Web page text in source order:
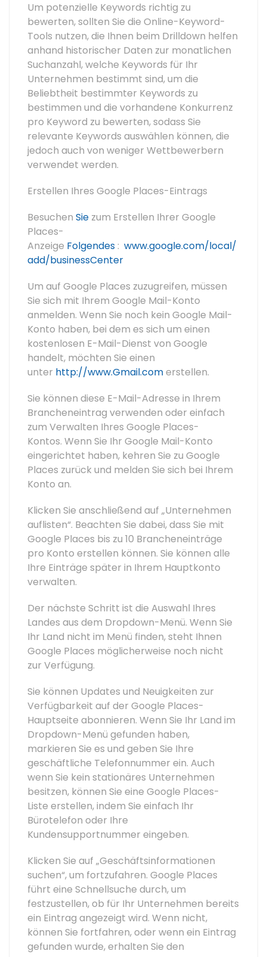
Um potenzielle Keywords richtig zu
bewerten, sollten Sie die Online-Keyword-
Tools nutzen, die Ihnen beim Drilldown helfen
anhand historischer Daten zur monatlichen
Suchanzahl, welche Keywords für Ihr
Unternehmen bestimmt sind, um die
Beliebtheit bestimmter Keywords zu
bestimmen und die vorhandene Konkurrenz
pro Keyword zu bewerten, sodass Sie
relevante Keywords auswählen können, die
jedoch auch von weniger Wettbewerbern
verwendet werden.
Erstellen Ihres Google Places-Eintrags
Besuchen Sie zum Erstellen Ihrer Google
Places-
Anzeige Folgendes : www.google.com/local/
add/businessCenter
Um auf Google Places zuzugreifen, müssen
Sie sich mit Ihrem Google Mail-Konto
anmelden. Wenn Sie noch kein Google Mail-
Konto haben, bei dem es sich um einen
kostenlosen E-Mail-Dienst von Google
handelt, möchten Sie einen
unter http://www.Gmail.comerstellen.
Sie können diese E-Mail-Adresse in Ihrem
Brancheneintrag verwenden oder einfach
zum Verwalten Ihres Google Places-
Kontos. Wenn Sie Ihr Google Mail-Konto
eingerichtet haben, kehren Sie zu Google
Places zurück und melden Sie sich bei Ihrem
Konto an.
Klicken Sie anschließend auf „Unternehmen
auflisten“. Beachten Sie dabei, dass Sie mit
Google Places bis zu 10 Brancheneinträge
pro Konto erstellen können. Sie können alle
Ihre Einträge später in Ihrem Hauptkonto
verwalten.
Der nächste Schritt ist die Auswahl Ihres
Landes aus dem Dropdown-Menü. Wenn Sie
Ihr Land nicht im Menü finden, steht Ihnen
Google Places möglicherweise noch nicht
zur Verfügung.
Sie können Updates und Neuigkeiten zur
Verfügbarkeit auf der Google Places-
Hauptseite abonnieren. Wenn Sie Ihr Land im
Dropdown-Menü gefunden haben,
markieren Sie es und geben Sie Ihre
geschäftliche Telefonnummer ein. Auch
wenn Sie kein stationäres Unternehmen
besitzen, können Sie eine Google Places-
Liste erstellen, indem Sie einfach Ihr
Bürotelefon oder Ihre
Kundensupportnummer eingeben.
Klicken Sie auf „Geschäftsinformationen
suchen“, um fortzufahren. Google Places
führt eine Schnellsuche durch, um
festzustellen, ob für Ihr Unternehmen bereits
ein Eintrag angezeigt wird. Wenn nicht,
können Sie fortfahren, oder wenn ein Eintrag
gefunden wurde, erhalten Sie den